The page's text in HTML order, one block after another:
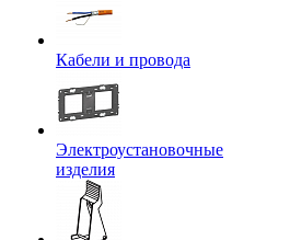
Кабели и провода
Электроустановочные
изделия